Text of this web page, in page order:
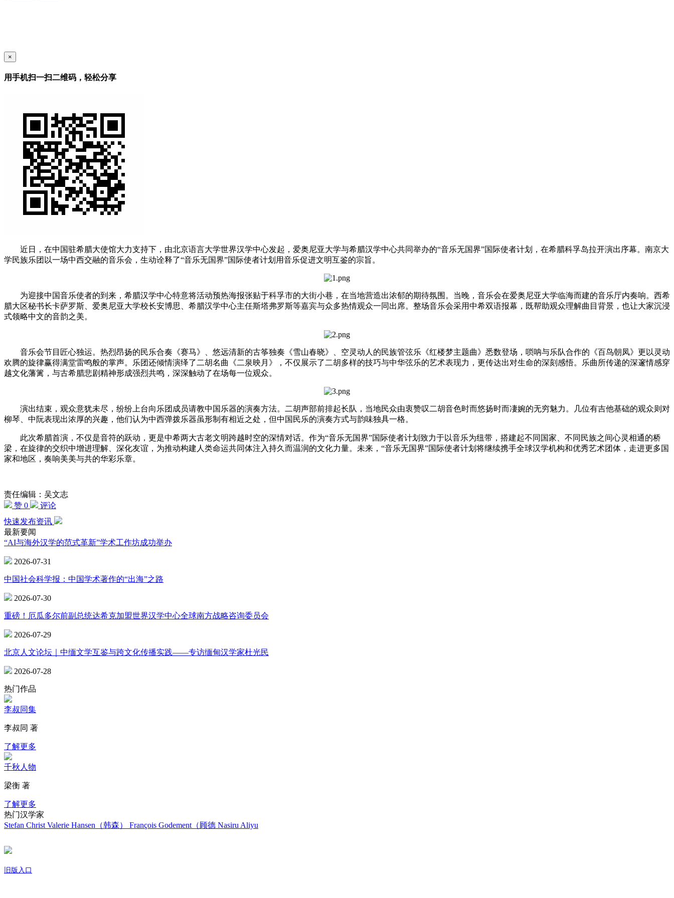
×
用手机扫一扫二维码，轻松分享
近日，在中国驻希腊大使馆大力支持下，由北京语言大学世界汉学中心发起，爱奥尼亚大学与希腊汉学中心共同举办的“音乐无国界”国际使者计划，在希腊科孚岛拉开演出序幕。南京大
学民族乐团以一场中西交融的音乐会，生动诠释了“音乐无国界”国际使者计划用音乐促进文明互鉴的宗旨。
为迎接中国音乐使者的到来，希腊汉学中心特意将活动预热海报张贴于科孚市的大街小巷，在当地营造出浓郁的期待氛围。当晚，音乐会在爱奥尼亚大学临海而建的音乐厅内奏响。西希
腊大区秘书长卡萨罗斯、爱奥尼亚大学校长安博思、希腊汉学中心主任斯塔弗罗斯等嘉宾与众多热情观众一同出席。整场音乐会采用中希双语报幕，既帮助观众理解曲目背景，也让大家沉浸
式领略中文的音韵之美。
音乐会节目匠心独运。热烈昂扬的民乐合奏《赛马》、悠远清新的古筝独奏《雪山春晓》、空灵动人的民族管弦乐《红楼梦主题曲》悉数登场，唢呐与乐队合作的《百鸟朝凤》更以灵动
欢腾的旋律赢得满堂雷鸣般的掌声。乐团还倾情演绎了二胡名曲《二泉映月》，不仅展示了二胡多样的技巧与中华弦乐的艺术表现力，更传达出对生命的深刻感悟。乐曲所传递的深邃情感穿
越文化藩篱，与古希腊悲剧精神形成强烈共鸣，深深触动了在场每一位观众。
演出结束，观众意犹未尽，纷纷上台向乐团成员请教中国乐器的演奏方法。二胡声部前排起长队，当地民众由衷赞叹二胡音色时而悠扬时而凄婉的无穷魅力。几位有吉他基础的观众则对
柳琴、中阮表现出浓厚的兴趣，他们认为中西弹拨乐器虽形制有相近之处，但中国民乐的演奏方式与韵味独具一格。
此次希腊首演，不仅是音符的跃动，更是中希两大古老文明跨越时空的深情对话。作为“音乐无国界”国际使者计划致力于以音乐为纽带，搭建起不同国家、不同民族之间心灵相通的桥
梁，在旋律的交织中增进理解、深化友谊，为推动构建人类命运共同体注入持久而温润的文化力量。未来，“音乐无国界”国际使者计划将继续携手全球汉学机构和优秀艺术团体，走进更多国
家和地区，奏响美美与共的华彩乐章。
责任编辑：吴文志
赞 0
评论
快速发布资讯
最新要闻
“AI与海外汉学的范式革新”学术工作坊成功举办
2026-07-31
中国社会科学报：中国学术著作的“出海”之路
2026-07-30
重磅！厄瓜多尔前副总统达希克加盟世界汉学中心全球南方战略咨询委员会
2026-07-29
北京人文论坛｜中缅文学互鉴与跨文化传播实践——专访缅甸汉学家杜光民
2026-07-28
热门作品
李叔同集
李叔同 著
了解更多
千秋人物
梁衡 著
了解更多
热门汉学家
Stefan Christ Valerie Hansen（韩森） François Godement（顾德 Nasiru Aliyu
旧版入口